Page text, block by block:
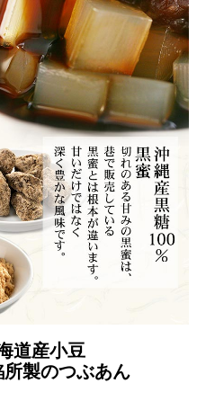
道産小豆
製のつぶあん